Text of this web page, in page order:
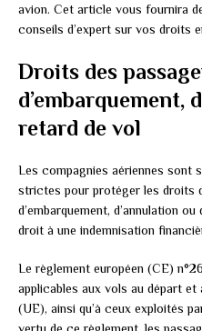
avion. Cet article vous fournira
conseils d’expert sur vos droits
Droits des
d’embarquement,
retard de vol
Les compagnies aériennes sont
strictes pour protéger les droits
d’embarquement, d’annulation
droit à une indemnisation
Le règlement européen (CE)
applicables aux vols au départ et
(UE), ainsi qu’à ceux exploités